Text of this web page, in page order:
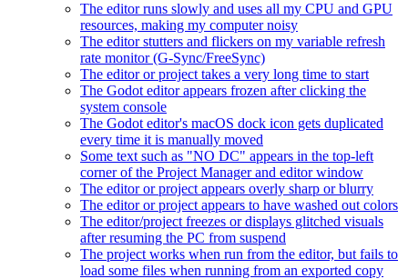
The editor runs slowly and uses all my CPU and GPU
resources, making my computer noisy
The editor stutters and flickers on my variable refresh
rate monitor (G-Sync/FreeSync)
The editor or project takes a very long time to start
The Godot editor appears frozen after clicking the
system console
The Godot editor's macOS dock icon gets duplicated
every time it is manually moved
Some text such as "NO DC" appears in the top-left
corner of the Project Manager and editor window
The editor or project appears overly sharp or blurry
The editor or project appears to have washed out colors
The editor/project freezes or displays glitched visuals
after resuming the PC from suspend
The project works when run from the editor, but fails to
load some files when running from an exported copy